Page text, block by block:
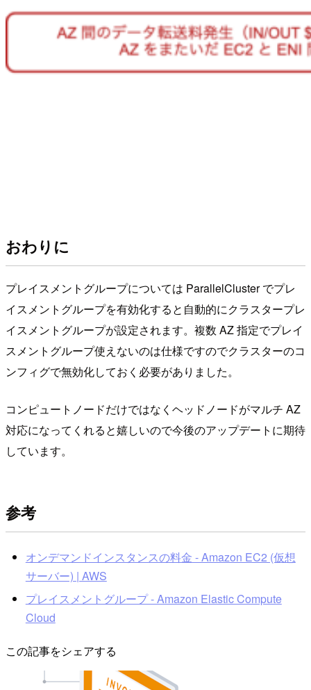
おわりに
プレイスメントグループについては ParallelCluster でプレ
イスメントグループを有効化すると自動的にクラスタープレ
イスメントグループが設定されます。複数 AZ 指定でプレイ
スメントグループ使えないのは仕様ですのでクラスターのコ
ンフィグで無効化しておく必要がありました。
コンピュートノードだけではなくヘッドノードがマルチ AZ
対応になってくれると嬉しいので今後のアップデートに期待
しています。
参考
オンデマンドインスタンスの料金 - Amazon EC2 (仮想
サーバー) | AWS
プレイスメントグループ - Amazon Elastic Compute
Cloud
この記事をシェアする